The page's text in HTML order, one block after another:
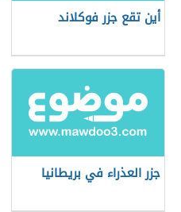
أين تقع جزر فوكلاند
جزر العذراء في بريطانيا